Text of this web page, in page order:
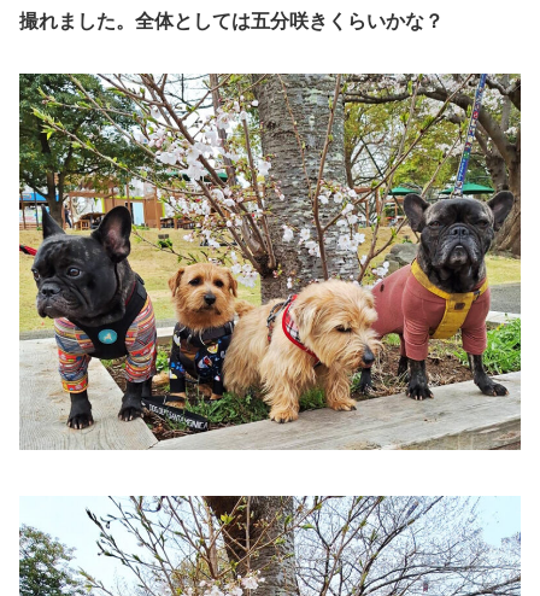
撮れました。全体としては五分咲きくらいかな？